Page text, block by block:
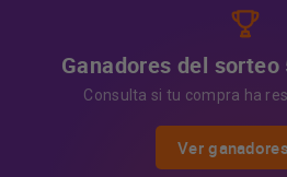
Ganadores del
Consulta si tu compra ha
Ver ganadores